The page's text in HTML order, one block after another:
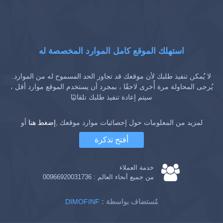
استهلك الموقع كامل الموارد المخصصة له
لا يُمكن تنفيذ طلبك لأن موقعك قد تجاوز الحد المسموح له من الموارد.
يُرجى المحاولة مرة أُخرى لاحقًا ، بمجرد أن يستخدم الموقع موارد أقل ،
سيتم إعادة تنفيذ طلبك تلقائيًا
لمزيد من المعلومات حول إحصائيات موارد موقعك ,إضغط هنا أو
أفتح تذكرة
خدمة العملاء
من جميع أنحاء العالم : 00966920031736
DIMOFINF : مُستضاف بواسطة